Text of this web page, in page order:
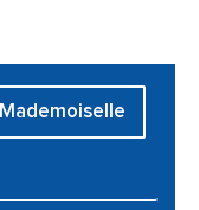
Mademoiselle